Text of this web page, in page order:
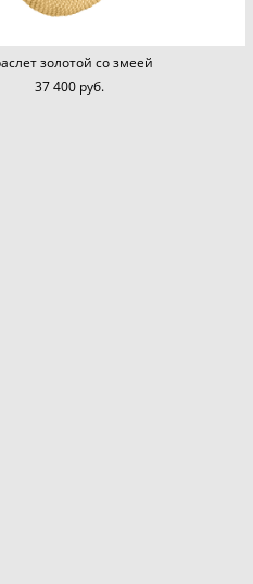
золотой со змеей
37 400 pуб.